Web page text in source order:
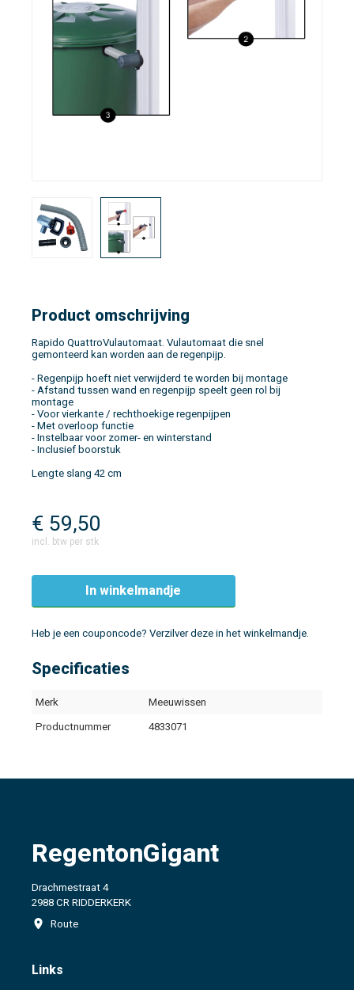
Product omschrijving
Rapido QuattroVulautomaat. Vulautomaat die snel
gemonteerd kan worden aan de regenpijp.
- Regenpijp hoeft niet verwijderd te worden bij montage
- Afstand tussen wand en regenpijp speelt geen rol bij
montage
- Voor vierkante / rechthoekige regenpijpen
- Met overloop functie
- Instelbaar voor zomer- en winterstand
- Inclusief boorstuk
Lengte slang 42 cm
€ 59,50
incl. btw per stk
In winkelmandje
Heb je een couponcode? Verzilver deze in het winkelmandje.
Specificaties
Merk Meeuwissen
Productnummer 4833071
RegentonGigant
Drachmestraat 4
2988 CR RIDDERKERK
Route
Links